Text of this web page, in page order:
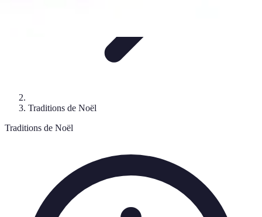
Traditions de Noël
Traditions de Noël